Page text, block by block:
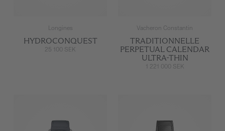
Longines
HYDROCONQUEST
25 100 SEK
Vacheron Constantin
TRADITIONNELLE
PERPETUAL CALENDAR
ULTRA-THIN
1 221 000 SEK